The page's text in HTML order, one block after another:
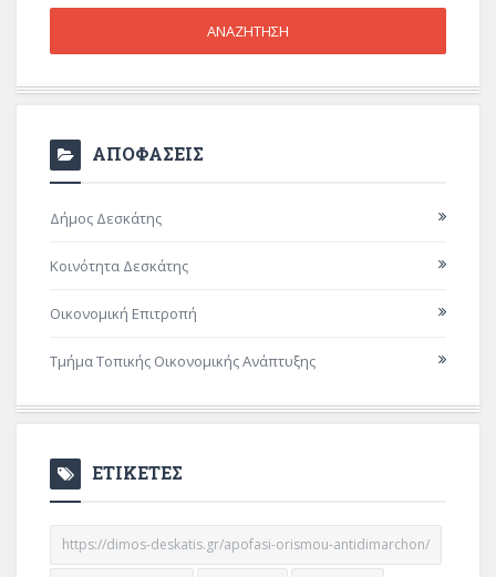
ΑΠΟΦΑΣΕΙΣ
Δήμος Δεσκάτης
Κοινότητα Δεσκάτης
Οικονομική Επιτροπή
Τμήμα Τοπικής Οικονομικής Ανάπτυξης
ΕΤΙΚΕΤΕΣ
https://dimos-deskatis.gr/apofasi-orismou-antidimarchon/